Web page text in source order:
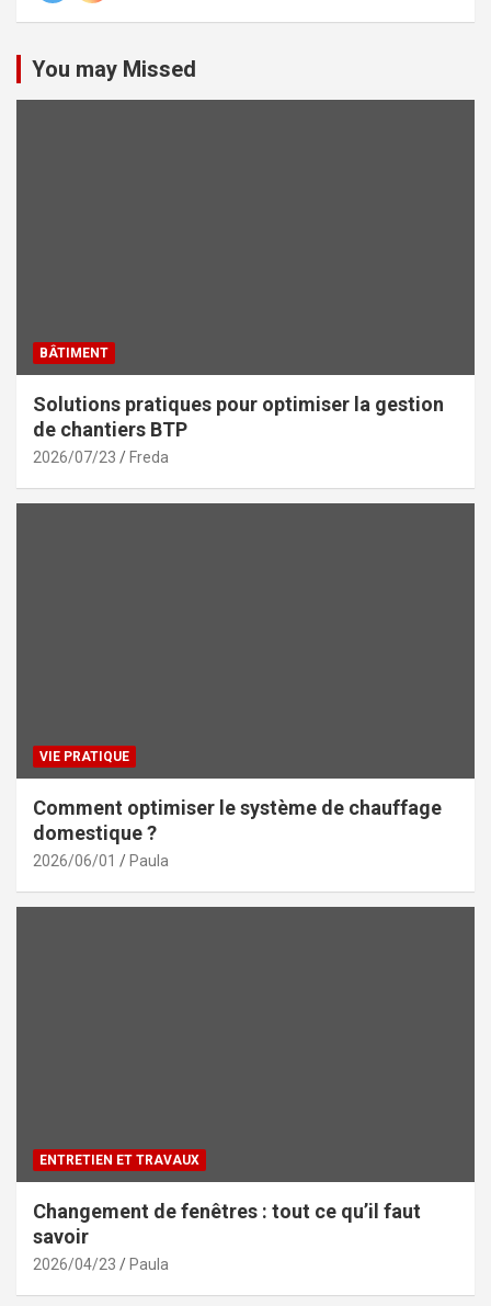
You may Missed
BÂTIMENT
Solutions pratiques pour optimiser la gestion
de chantiers BTP
2026/07/23 Freda
VIE PRATIQUE
Comment optimiser le système de chauffage
domestique ?
2026/06/01 Paula
ENTRETIEN ET TRAVAUX
Changement de fenêtres : tout ce qu’il faut
savoir
2026/04/23 Paula